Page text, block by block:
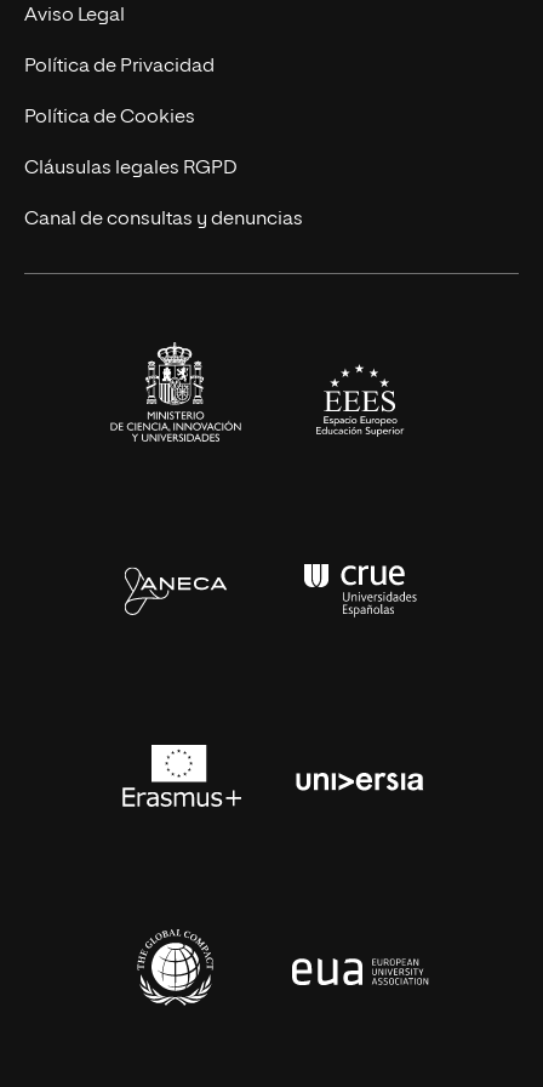
Postgrados
Cursos Universitarios
Nuestro Equipo
Trabaja en UNIR
Actualidad
UNIR Revista
Eventos
Aviso Legal
Política de Privacidad
Política de Cookies
Cláusulas legales RGPD
Canal de consultas y denuncias